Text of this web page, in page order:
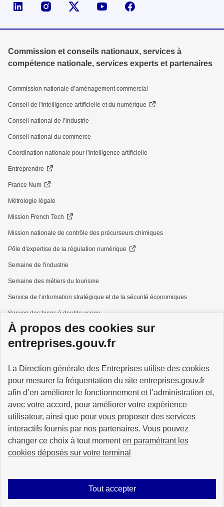
À propos des cookies sur
entreprises.gouv.fr
La Direction générale des Entreprises utilise des cookies
pour mesurer la fréquentation du site entreprises.gouv.fr
afin d’en améliorer le fonctionnement et l’administration et,
avec votre accord, pour améliorer votre expérience
utilisateur, ainsi que pour vous proposer des services
interactifs fournis par nos partenaires. Vous pouvez
changer ce choix à tout momenten paramétrant les
cookies déposés sur votre terminal
Tout accepter
Page LinkedIn de la DGECompte X (ex-Twitter) de la DGE
Commission et conseils nationaux, services à
compétence nationale, services experts et partenaires
Commission nationale d’aménagement commercial
Conseil de l'intelligence artificielle et du numérique
Conseil national de l’industrie
Conseil national du commerce
Coordination nationale pour l'intelligence artificielle
Entreprendre
France Num
Métrologie légale
Mission French Tech
Mission nationale de contrôle des précurseurs chimiques
Pôle d'expertise de la régulation numérique
Semaine de l'industrie
Semaine des métiers du tourisme
Service de l’information stratégique et de la sécurité économiques
Service des biens à double usage
Services à la personne
GOUVERNEMENT
info.gouv.fr service-public.gouv.fr
Plan du site Accessibilité : partiellement conforme Mentions légales